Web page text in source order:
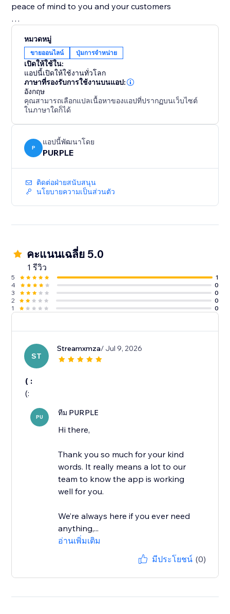
peace of mind to you and your customers
your Apple Payment payment button to match your
website's design aesthetic. Choose from a variety of
styles, colors, and sizes to create a cohesive and
professional look that enhances your brand.
หมวดหมู่
ขายออนไลน์ ปุ่มการจำหน่าย
เปิดให้ใช้ใน:
แอปนี้เปิดให้ใช้งานทั่วโลก
ภาษาที่รองรับการใช้งานบนแอป:
อังกฤษ
คุณสามารถเลือกแปลเนื้อหาของแอปที่ปรากฏบนเว็บไซต์
ในภาษาใดก็ได้
P
แอปนี้พัฒนาโดย
PURPLE
ติดต่อฝ่ายสนับสนุน
นโยบายความเป็นส่วนตัว
คะแนนเฉลี่ย 5.0
1 รีวิว
5
1
4
0
3
0
2
0
1
0
ST
Streamxmza/ Jul 9, 2026
( :
(:
PU ทีม PURPLE
Hi there,
Thank you so much for your kind
words. It really means a lot to our
team to know the app is working
well for you.
We’re always here if you ever need
anything,...
อ่านเพิ่มเติม
มีประโยชน์ (0)